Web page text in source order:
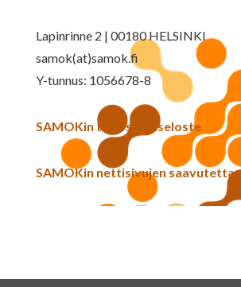
Lapinrinne 2 | 00180 HELSINKI
samok(at)samok.fi
Y-tunnus: 1056678-8
SAMOKin tietosuojaseloste
SAMOKin nettisivujen